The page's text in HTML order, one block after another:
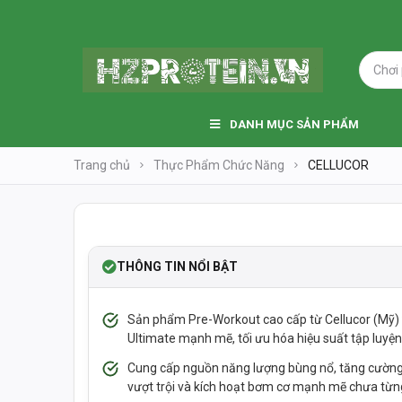
DANH MỤC SẢN PHẨM
Trang chủ Thực Phẩm Chức Năng CELLUCOR
THÔNG TIN NỔI BẬT
Sản phẩm Pre-Workout cao cấp từ Cellucor
Ultimate mạnh mẽ, tối ưu hóa hiệu suất tập luyện.
Cung cấp nguồn năng lượng bùng nổ, tăng
vượt trội và kích hoạt bơm cơ mạnh mẽ chưa